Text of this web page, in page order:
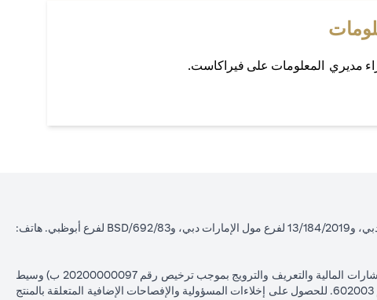
مديري المعلومات على فيراكاست.
سيتي بنك إن إيه - الإمارات العربية المتحدة مسجل لدى مصرف الإمارات العربية المتحدة المركزي بموجب أرقام التراخيص BSD/504/83 لفرع الوصل دبي، و13/184/2019 لفرع مول الإمارات دبي، وBSD/692/83 لفرع أبوظبي. هاتف:
سيتي بنك إن إيه الإمارات العربية المتحدة مرخص من هيئة الأوراق المالية والسلع في الإمارات العربية المتحدة ("SCA") للقيام بالنشاط المالي لـ أ) الاستشارات المالية والتعريف والترويج بموجب ترخيص رقم 20200000097 ب) وسيط
تداول في الأسواق الدولية بموجب ترخيص رقم 20200000198 ج) إدارة المحافظ بموجب ترخيص رقم 20200000240 د) الحفظ بموجب ترخيص رقم 602003. للحصول على إخلاءات المسؤولية والإفصاحات الإضافية المتعلقة بالمنتج